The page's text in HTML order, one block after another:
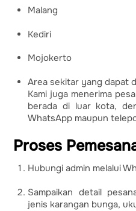
Malang
Kediri
Mojokerto
Area sekitar yang dapat
Kami juga menerima
berada di luar kota,
WhatsApp maupun
Proses
Hubungi admin melalui
Sampaikan detail
jenis karangan bunga,